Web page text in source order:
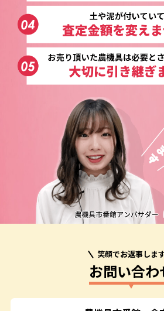
笑顔でお返事しま
お問い合わ